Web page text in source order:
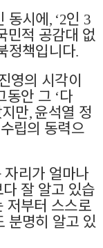
동시에, ‘2인 3
민적 공감대 없
정책입니다.
영의 시각이
동안 그 ‘다
만, 윤석열 정
립의 동력으
리가 얼마나
잘 알고 있습
저부터 스스로
분명히 알고 있